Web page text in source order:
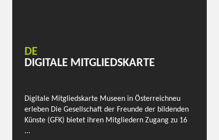
DE
DIGITALE MITGLIEDSKARTE
Digitale Mitgliedskarte Museen in Österreichneu
erleben Die Gesellschaft der Freunde der bildenden
Künste (GFK) bietet ihren Mitgliedern Zugang zu 16
...